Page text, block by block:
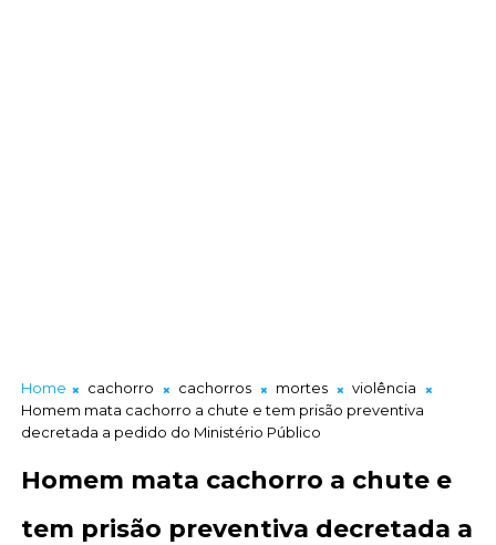
Home cachorro cachorros mortes
violência
Homem mata cachorro a chute e tem prisão preventiva
decretada a pedido do Ministério Público
Homem mata cachorro a chute e
tem prisão preventiva decretada a